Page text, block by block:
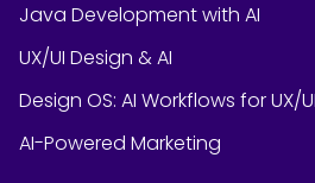
Java Development with AI
UX/UI Design & AI
Design OS: AI Workflows for UX/
AI-Powered Marketing